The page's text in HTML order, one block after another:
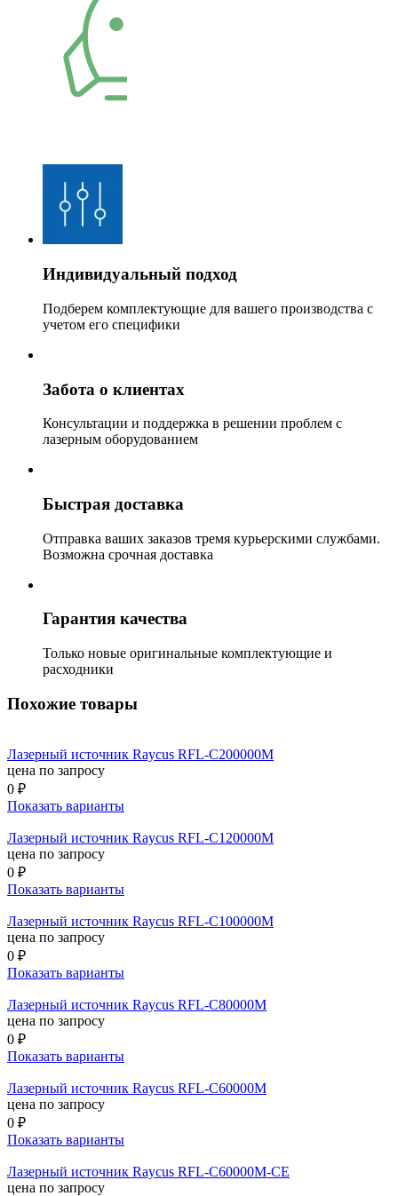
Индивидуальный подход
Подберем комплектующие для вашего производства с
учетом его специфики
Забота о клиентах
Консультации и поддержка в решении проблем с
лазерным оборудованием
Быстрая доставка
Отправка ваших заказов тремя курьерскими службами.
Возможна срочная доставка
Гарантия качества
Только новые оригинальные комплектующие и
расходники
Похожие товары
Лазерный источник Raycus RFL-C200000M
цена по запросу
0 ₽
Показать варианты
Лазерный источник Raycus RFL-C120000M
цена по запросу
0 ₽
Показать варианты
Лазерный источник Raycus RFL-C100000M
цена по запросу
0 ₽
Показать варианты
Лазерный источник Raycus RFL-C80000M
цена по запросу
0 ₽
Показать варианты
Лазерный источник Raycus RFL-C60000M
цена по запросу
0 ₽
Показать варианты
Лазерный источник Raycus RFL-C60000M-CE
цена по запросу